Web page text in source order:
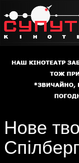
Нове